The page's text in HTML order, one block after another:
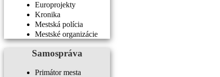
Europrojekty
Kronika
Mestská polícia
Mestské organizácie
Samospráva
Primátor mesta